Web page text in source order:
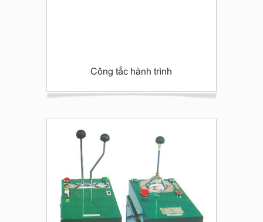
Công tắc hành trình